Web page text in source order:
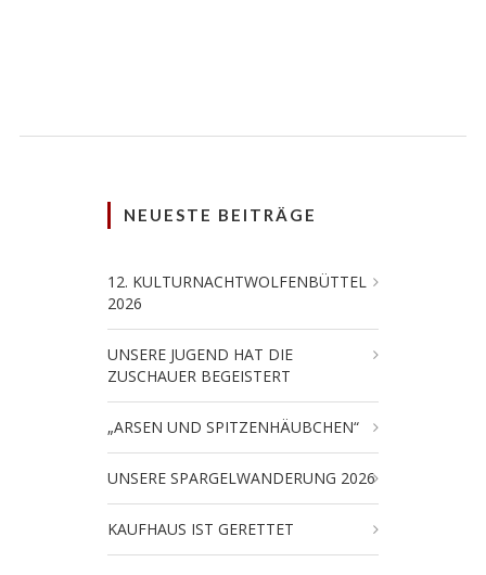
NEUESTE BEITRÄGE
12. KULTURNACHTWOLFENBÜTTEL
2026
UNSERE JUGEND HAT DIE
ZUSCHAUER BEGEISTERT
„ARSEN UND SPITZENHÄUBCHEN“
UNSERE SPARGELWANDERUNG 2026
KAUFHAUS IST GERETTET